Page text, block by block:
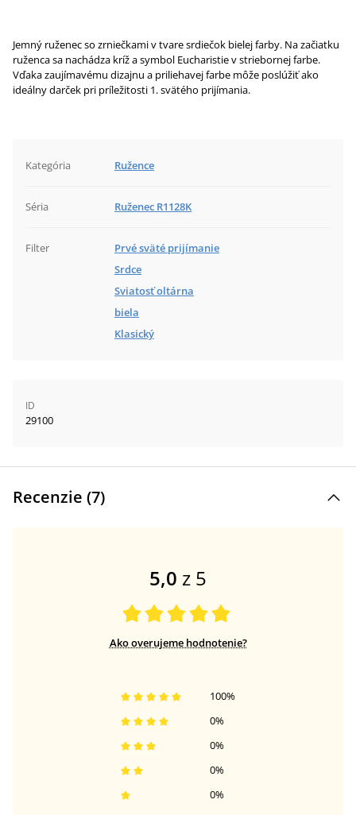
Jemný ruženec so zrniečkami v tvare srdiečok bielej farby. Na začiatku
ruženca sa nachádza kríž a symbol Eucharistie v striebornej farbe.
Vďaka zaujímavému dizajnu a priliehavej farbe môže poslúžiť ako
ideálny darček pri príležitosti 1. svätého prijímania.
Kategória Ružence
Séria Ruženec R1128K
Filter
Prvé sväté prijímanie
Srdce
Sviatosť oltárna
biela
Klasický
ID
29100
Recenzie (7)
5,0 z 5
Ako overujeme hodnotenie?
0%
0%
0%
0%
100%